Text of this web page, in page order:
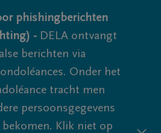
phishingberichten
- DELA ontvangt
berichten via
Onder het
tracht men
persoonsgegevens
Klik niet op